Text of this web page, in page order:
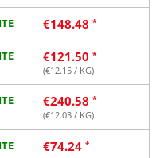
€148.48
€121.50
(€12.15 / KG)
€240.58
(€12.03 / KG)
€74.24